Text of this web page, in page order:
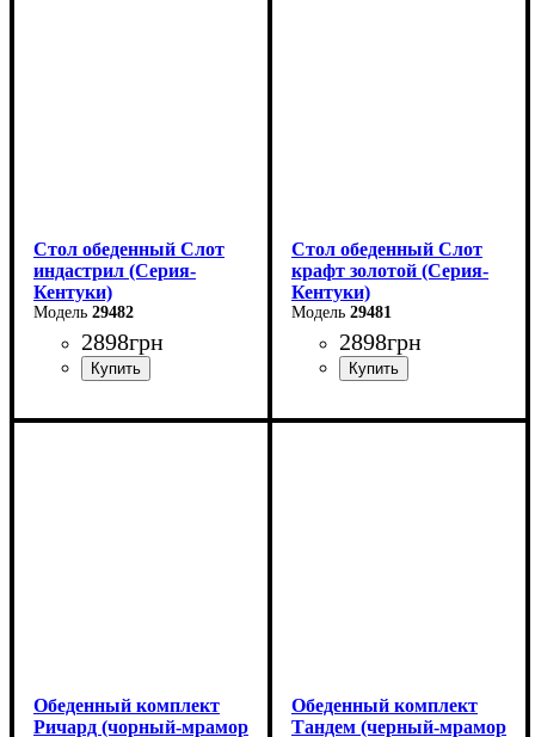
Стол обеденный Слот
индастрил (Серия-
Кентуки)
29482
2898грн
Ширина: 80 см
Стол обеденный Слот
крафт золотой (Серия-
Кентуки)
29481
2898грн
Ширина: 80 см
Обеденный комплект
Ричард (чорный-мрамор
Обеденный комплект
Тандем (черный-мрамор